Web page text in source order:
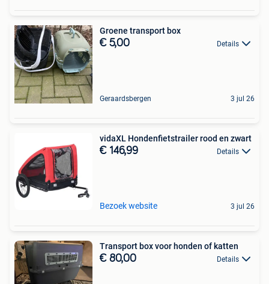
Groene transport box
€ 5,00 Details
Geraardsbergen 3 jul 26
vidaXL Hondenfietstrailer rood en zwart
€ 146,99 Details
Bezoek website 3 jul 26
Transport box voor honden of katten
€ 80,00 Details